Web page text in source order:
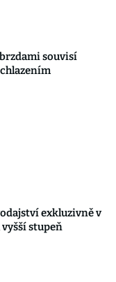
souvisí
exkluzivně v
stupeň